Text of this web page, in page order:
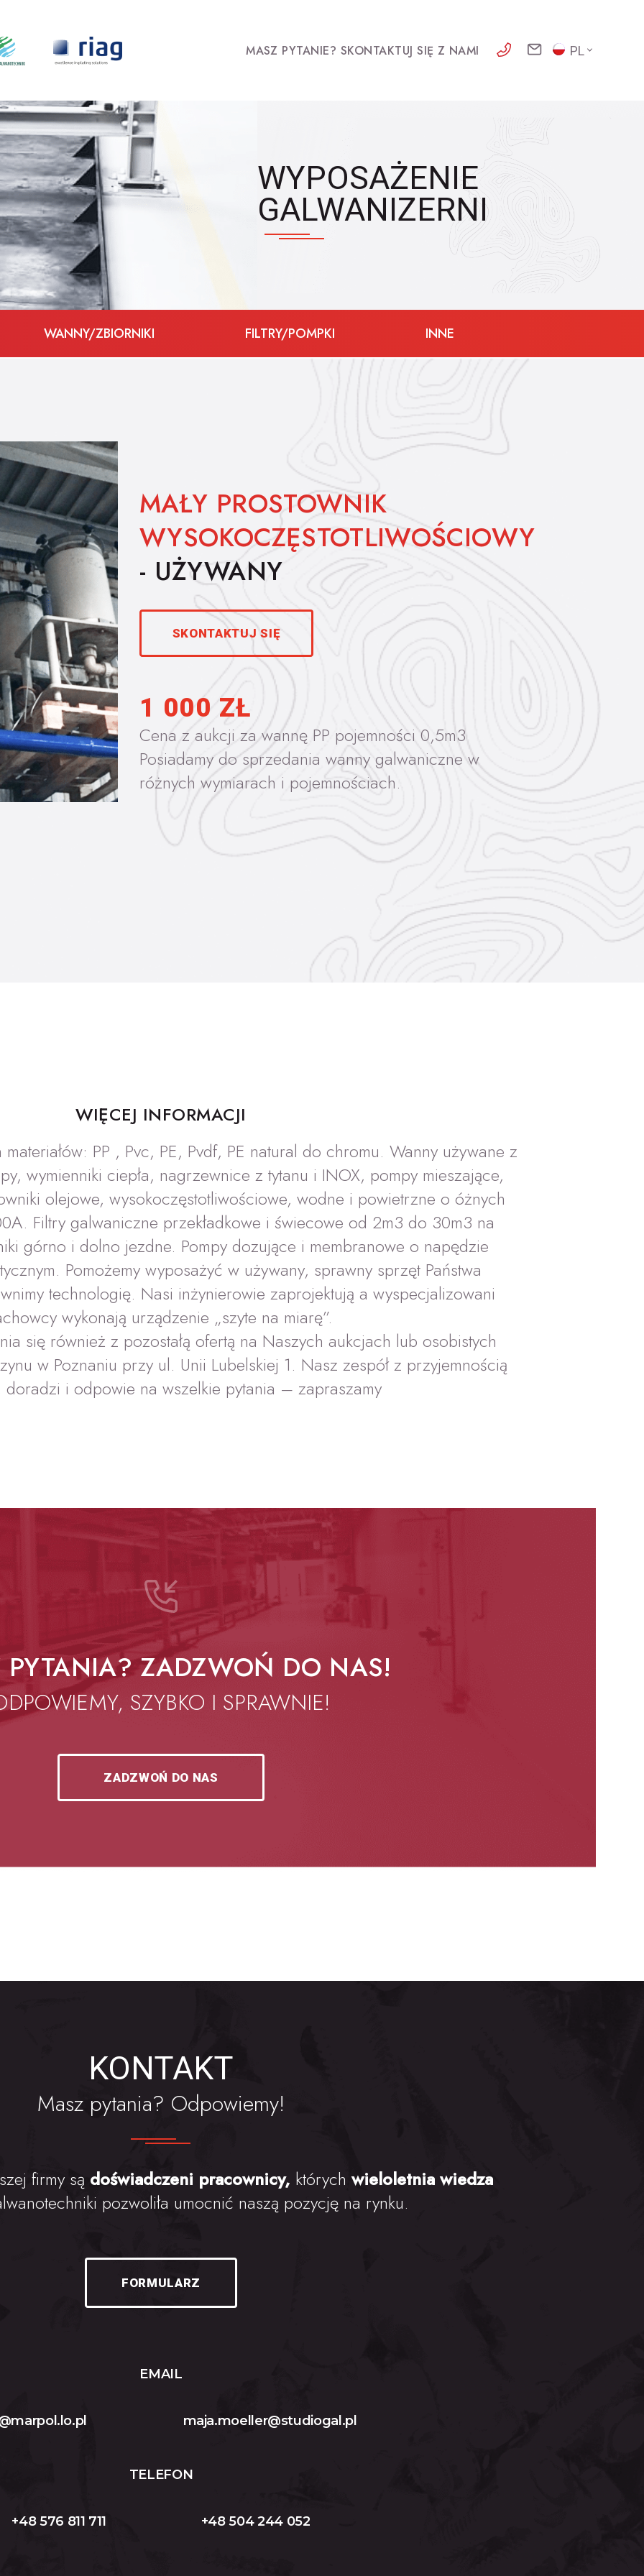
MASZ PYTANIE? SKONTAKTUJ SIĘ Z NAMI PL
WYPOSAŻENIE
GALWANIZERNI
WANNY/ZBIORNIKI FILTRY/POMPKI INNE
MAŁY PROSTOWNIK
WYSOKOCZĘSTOTLIWOŚCIOWY
- UŻYWANY
SKONTAKTUJ SIĘ
1 000 ZŁ
Cena z aukcji za wannę PP pojemności 0,5m3
Posiadamy do sprzedania wanny galwaniczne w
różnych wymiarach i pojemnościach.
WIĘCEJ INFORMACJI
PP , Pvc, PE, Pvdf, PE natural do chromu. Wanny używane z
wymienniki ciepła, nagrzewnice z tytanu i INOX, pompy mieszające,
olejowe, wysokoczęstotliwościowe, wodne i powietrzne o óżnych
Filtry galwaniczne przekładkowe i świecowe od 2m3 do 30m3 na
górno i dolno jezdne. Pompy dozujące i membranowe o napędzie
Pomożemy wyposażyć w używany, sprawny sprzęt Państwa
technologię. Nasi inżynierowie zaprojektują a wyspecjalizowani
wykonają urządzenie „szyte na miarę”.
się również z pozostałą ofertą na Naszych aukcjach lub osobistych
w Poznaniu przy ul. Unii Lubelskiej 1. Nasz zespół z przyjemnością
doradzi i odpowie na wszelkie pytania – zapraszamy
PYTANIA? ZADZWOŃ DO NAS!
SZYBKO I SPRAWNIE!
ZADZWOŃ DO NAS
KONTAKT
Masz pytania? Odpowiemy!
firmy są doświadczeni pracownicy, którychwieloletnia wiedza
pozwoliła umocnić naszą pozycję na rynku.
FORMULARZ
EMAIL
maja.moeller@studiogal.pl
TELEFON
+48 576 811 711 +48 504 244 052